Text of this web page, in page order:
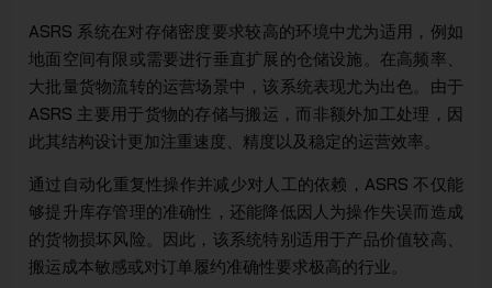
ASRS 系统在对存储密度要求较高的环境中尤为适用，例如
地面空间有限或需要进行垂直扩展的仓储设施。在高频率、
大批量货物流转的运营场景中，该系统表现尤为出色。由于
ASRS 主要用于货物的存储与搬运，而非额外加工处理，因
此其结构设计更加注重速度、精度以及稳定的运营效率。
通过自动化重复性操作并减少对人工的依赖，ASRS 不仅能
够提升库存管理的准确性，还能降低因人为操作失误而造成
的货物损坏风险。因此，该系统特别适用于产品价值较高、
搬运成本敏感或对订单履约准确性要求极高的行业。